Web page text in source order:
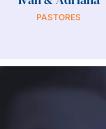
PASTORES